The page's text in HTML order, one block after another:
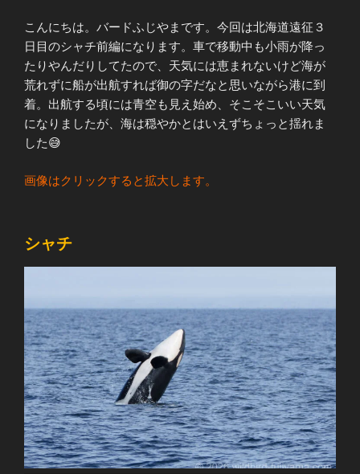
こんにちは。バードふじやまです。今回は北海道遠征３
日目のシャチ前編になります。車で移動中も小雨が降っ
たりやんだりしてたので、天気には恵まれないけど海が
荒れずに船が出航すれば御の字だなと思いながら港に到
着。出航する頃には青空も見え始め、そこそこいい天気
になりましたが、海は穏やかとはいえずちょっと揺れま
した😅
画像はクリックすると拡大します。
シャチ